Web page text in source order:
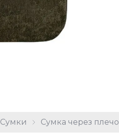
Сумки Сумка через